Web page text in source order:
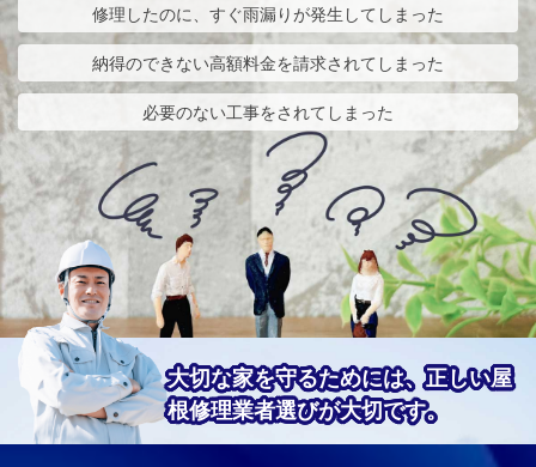
修理したのに、すぐ雨漏りが発生してしまった
納得のできない高額料金を請求されてしまった
必要のない工事をされてしまった
大切な家を守るためには、正しい屋
根修理業者選びが大切です。